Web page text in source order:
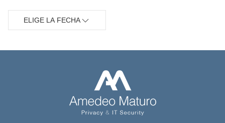
ELIGE LA FECHA